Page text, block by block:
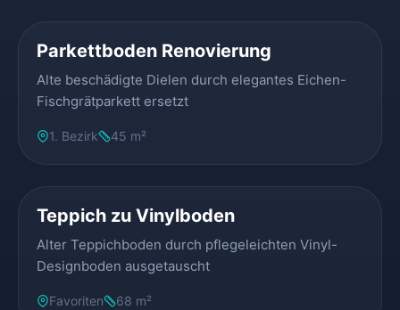
Parkettboden Renovierung
Alte beschädigte Dielen durch elegantes Eichen-
Fischgrätparkett ersetzt
1. Bezirk 45 m²
Teppich zu Vinylboden
Alter Teppichboden durch pflegeleichten Vinyl-
Designboden ausgetauscht
Favoriten 68 m²